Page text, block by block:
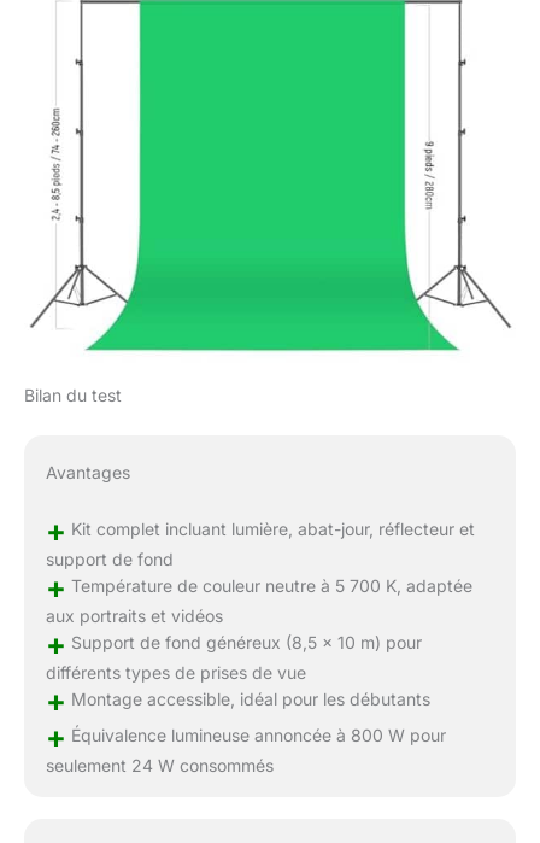
Bilan du test
Avantages
+ Kit complet incluant lumière, abat-jour, réflecteur et
support de fond
+ Température de couleur neutre à 5 700 K, adaptée
aux portraits et vidéos
+ Support de fond généreux (8,5 x 10 m) pour
différents types de prises de vue
+ Montage accessible, idéal pour les débutants
+ Équivalence lumineuse annoncée à 800 W pour
seulement 24 W consommés